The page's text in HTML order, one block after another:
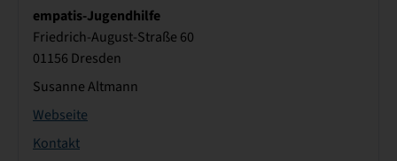
empatis-Jugendhilfe
Friedrich-August-Straße 60
01156 Dresden
Susanne Altmann
Webseite
Kontakt